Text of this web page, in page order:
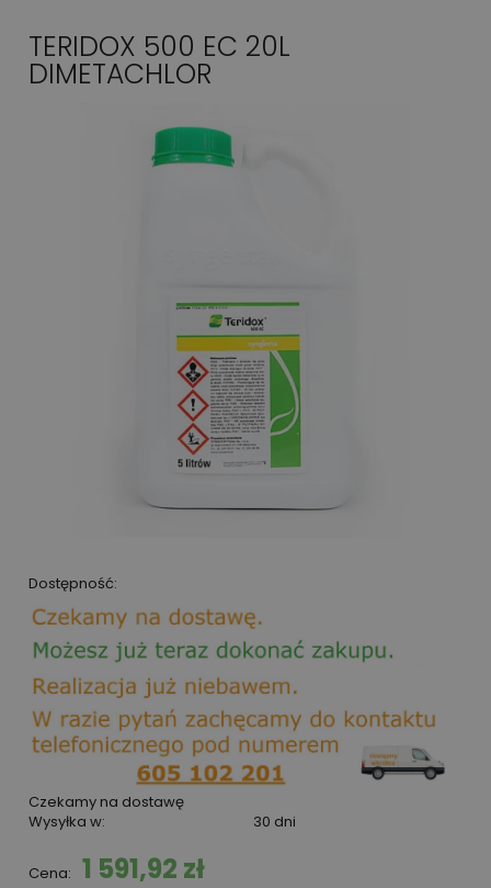
TERIDOX 500 EC 20L
DIMETACHLOR
Dostępność:
Czekamy na dostawę
Wysyłka w:
30 dni
Cena: 1 591,92 zł